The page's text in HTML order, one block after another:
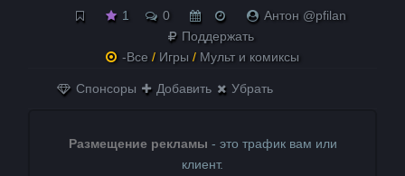
1 0
Антон @pfilan
Поддержать
-Все / Игры / Мульт и комиксы
Спонсоры Добавить Убрать
Размещение рекламы - это трафик вам или
клиент.